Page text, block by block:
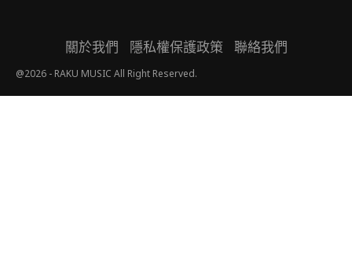
關於我們 隱私權保護政策 聯絡我們
@2026 - RAKU MUSIC All Right Reserved.